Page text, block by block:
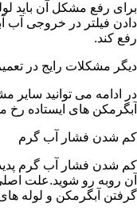
برای رفع مشکل آن باید
دادن فیلتر در خروجی
رفع کند.
دیگر مشکلات رایج در
در ادامه می توانید سایر
آبگرمکن های ایستاده رخ
کم شدن فشار آب گرم
کم شدن فشار آب گرم
آن روبه رو شوید.علت
گرفتن آبگرمکن و لوله